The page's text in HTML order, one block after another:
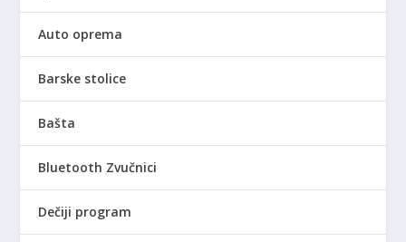
Auto oprema
Barske stolice
Bašta
Bluetooth Zvučnici
Dečiji program